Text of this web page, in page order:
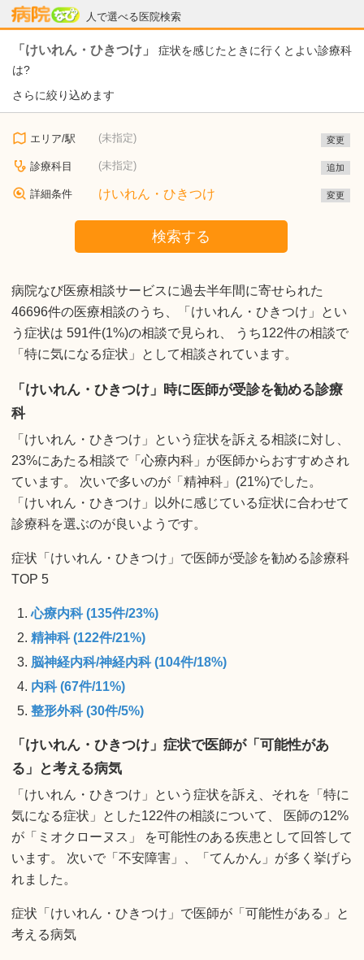
人で選べる医院検索
病院なび
「けいれん・ひきつけ」
症状を感じたときに行くとよい診療科
は?
さらに絞り込めます
エリア/駅 (未指定) 変更
診療科目 (未指定) 追加
詳細条件 けいれん・ひきつけ 変更
検索する
病院なび医療相談サービスに過去半年間に寄せられた
46696件の医療相談のうち、「けいれん・ひきつけ」とい
う症状は 591件(1%)の相談で見られ、 うち122件の相談で
「特に気になる症状」として相談されています。
「けいれん・ひきつけ」時に医師が受診を勧める診療
科
「けいれん・ひきつけ」という症状を訴える相談に対し、
23%にあたる相談で「心療内科」が医師からおすすめされ
ています。 次いで多いのが「精神科」(21%)でした。
「けいれん・ひきつけ」以外に感じている症状に合わせて
診療科を選ぶのが良いようです。
症状「けいれん・ひきつけ」で医師が受診を勧める診療科
TOP 5
心療内科 (135件/23%)
精神科 (122件/21%)
脳神経内科/神経内科 (104件/18%)
内科 (67件/11%)
整形外科 (30件/5%)
「けいれん・ひきつけ」症状で医師が「可能性があ
る」と考える病気
「けいれん・ひきつけ」という症状を訴え、それを「特に
気になる症状」とした122件の相談について、 医師の12%
が「ミオクローヌス」 を可能性のある疾患として回答して
います。 次いで「不安障害」、「てんかん」が多く挙げら
れました。
症状「けいれん・ひきつけ」で医師が「可能性がある」と
考える病気